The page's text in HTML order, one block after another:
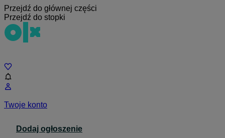
Przejdź do głównej części
Przejdź do stopki
Twoje konto
Dodaj ogłoszenie